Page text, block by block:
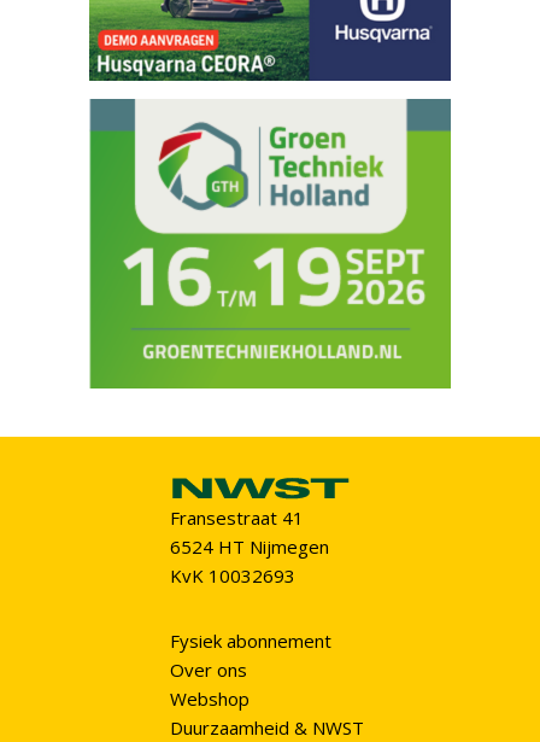
Fransestraat 41
6524 HT Nijmegen
KvK 10032693
Fysiek abonnement
Over ons
Webshop
Duurzaamheid & NWST